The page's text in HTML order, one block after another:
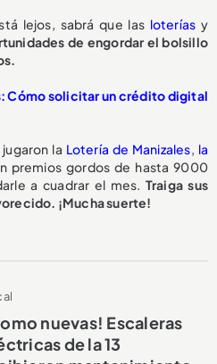
lejos, sabrá que las loterías y
de engordar el bolsillo
Cómo solicitar un crédito digital
la Lotería de Manizales, la
premios gordos de hasta 9000
a cuadrar el mes. Traiga sus
¡Mucha suerte!
nuevas! Escaleras
de la 13